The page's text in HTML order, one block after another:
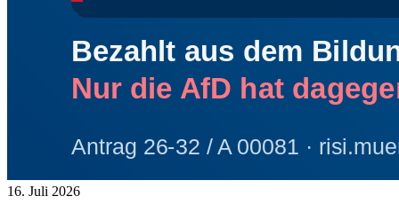
16. Juli 2026